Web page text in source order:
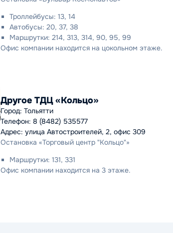
Троллейбусы: 13, 14
Автобусы: 20, 37, 38
Маршрутки: 214, 313, 314, 90, 95, 99
Офис компании находится на цокольном этаже.
Другое ТДЦ «Кольцо»
Город: Тольятти
Телефон: 8 (8482) 535577
Адрес: улица Автостроителей, 2, офис 309
Остановка «Торговый центр "Кольцо"»
Маршрутки: 131, 331
Офис компании находится на 3 этаже.